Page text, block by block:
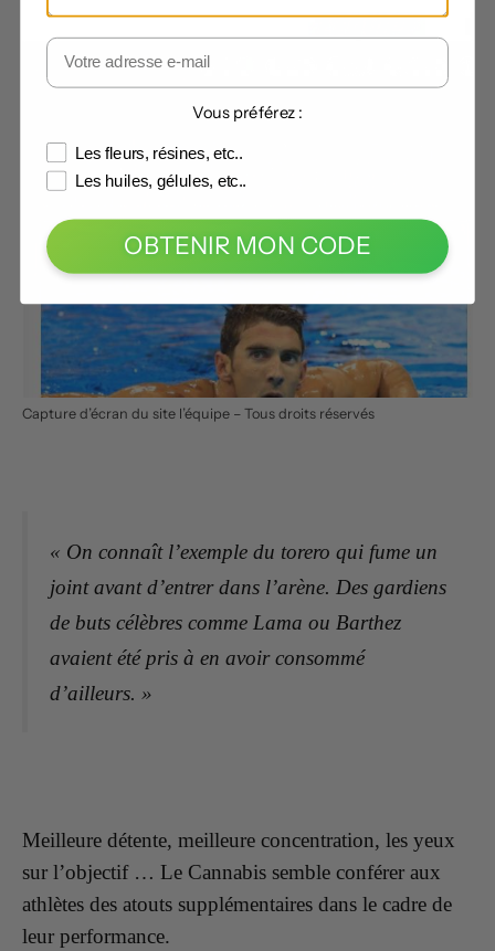
Capture d’écran du site l’équipe – Tous droits réservés
« On connaît l’exemple du torero qui fume un
joint avant d’entrer dans l’arène. Des gardiens
de buts célèbres comme Lama ou Barthez
avaient été pris à en avoir consommé
d’ailleurs. »
Meilleure détente, meilleure concentration, les yeux
sur l’objectif … Le Cannabis semble conférer aux
athlètes des atouts supplémentaires dans le cadre de
leur performance.
Vous préférez :
Les fleurs, résines, etc..
Les huiles, gélules, etc..
OBTENIR MON CODE